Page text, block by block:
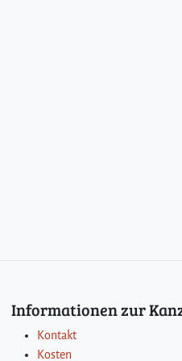
Informationen zur
Kontakt
Kosten